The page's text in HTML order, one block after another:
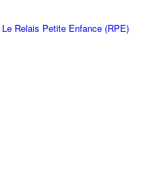
Relais Petite Enfance (RPE)